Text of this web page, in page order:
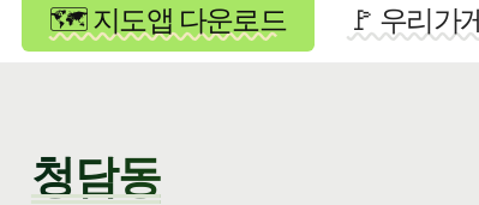
🗺️ 지도앱 다운로드 🚩 우리가
청담동